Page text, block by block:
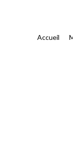
Accueil